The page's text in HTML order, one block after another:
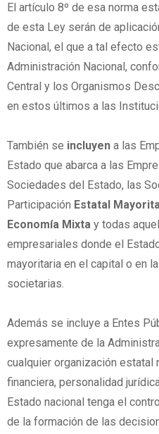
El artículo 8º de esa norma
de esta Ley serán de
Nacional, el que a tal efecto
Administración Nacional,
Central y los Organismos
en estos últimos a las
También se incluyen a las
Estado que abarca a las
Sociedades del Estado, las
Participación Estatal
Economía Mixta y todas
empresariales donde el
mayoritaria en el capital o en
societarias.
Además se incluye a Entes
expresamente de la
cualquier organización estatal
financiera, personalidad
Estado nacional tenga el
de la formación de las